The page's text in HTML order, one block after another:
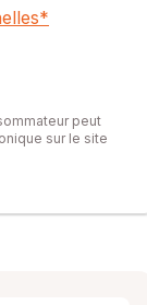
*
peut
sur le site